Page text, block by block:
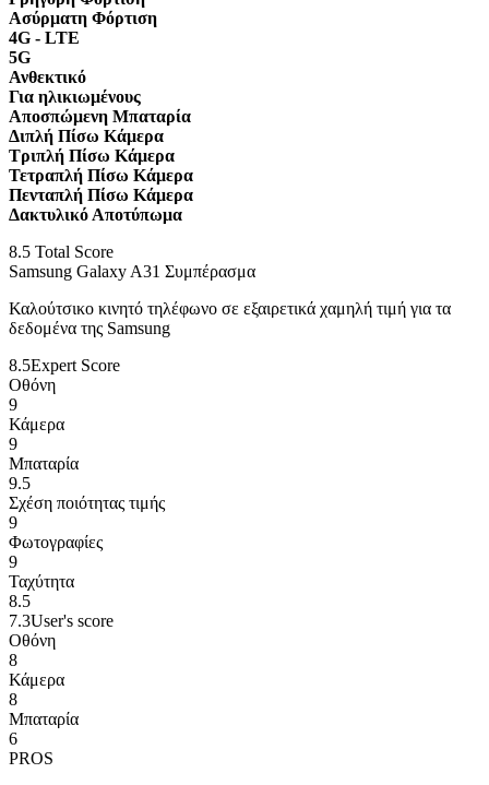
Ασύρματη Φόρτιση
4G - LTE
5G
Ανθεκτικό
Για ηλικιωμένους
Αποσπώμενη Μπαταρία
Διπλή Πίσω Κάμερα
Τριπλή Πίσω Κάμερα
Τετραπλή Πίσω Κάμερα
Πενταπλή Πίσω Κάμερα
Δακτυλικό Αποτύπωμα
8.5 Total Score
Samsung Galaxy A31 Συμπέρασμα
Καλούτσικο κινητό τηλέφωνο σε εξαιρετικά χαμηλή τιμή για τα
δεδομένα της Samsung
8.5Expert Score
Οθόνη
9
Κάμερα
9
Μπαταρία
9.5
Σχέση ποιότητας τιμής
9
Φωτογραφίες
9
Ταχύτητα
8.5
7.3User's score
Οθόνη
8
Κάμερα
8
Μπαταρία
6
PROS